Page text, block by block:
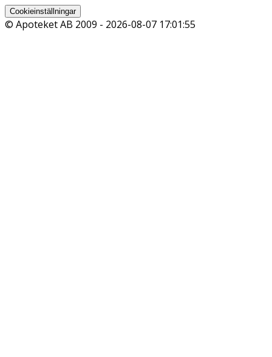
Cookieinställningar
© Apoteket AB 2009 - 2026-08-07 17:01:55